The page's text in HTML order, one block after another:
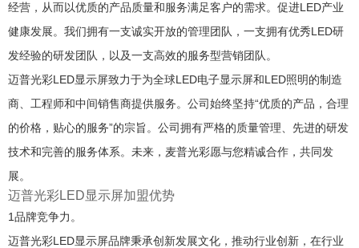
经营，从而以优质的产品质量和服务满足客户的需求。促进LED产业
健康发展。我们拥有一支诚实开放的管理团队，一支拥有优秀LED研
发经验的研发团队，以及一支高效的服务型营销团队。
迈普光彩LED显示屏致力于为全球LED电子显示屏和LED照明的制造
商、工程师和中间销售商提供服务。公司始终坚持“优质的产品，合理
的价格，贴心的服务”的宗旨。公司拥有严格的质量管理、先进的研发
技术和完善的服务体系。未来，麦普光彩愿与您精诚合作，共同发
展。
迈普光彩LED显示屏加盟优势
1品牌竞争力。
迈普光彩LED显示屏品牌秉承创新发展文化，推动行业创新，在行业